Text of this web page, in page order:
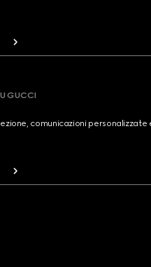
GUCCI
comunicazioni personalizzate